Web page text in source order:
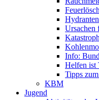
Ursachen
Info:
Helfen ist
Tipps
KBM
Jugend